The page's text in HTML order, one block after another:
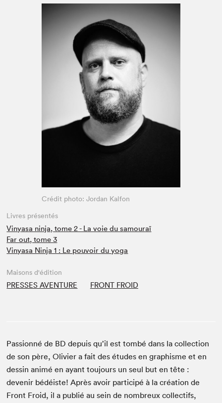
Espace médias
Crédit photo: Jordan Kalfon
Livres présentés
Vinyasa ninja, tome 2 - La voie du samouraï
Far out, tome 3
Vinyasa Ninja 1 : Le pouvoir du yoga
Maisons d'édition
PRESSES AVENTURE FRONT FROID
Passionné de BD depuis qu’il est tombé dans la collection
de son père, Olivier a fait des études en graphisme et en
dessin animé en ayant toujours un seul but en tête :
devenir bédéiste! Après avoir participé à la création de
Front Froid, il a publié au sein de nombreux collectifs,